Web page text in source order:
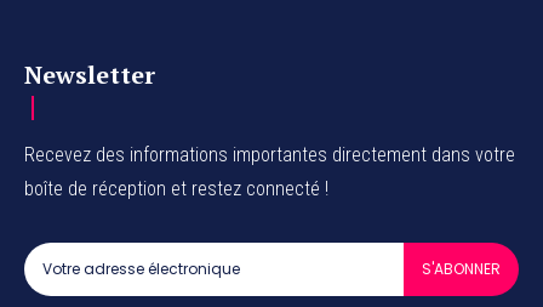
Newsletter
Recevez des informations importantes directement dans votre
boîte de réception et restez connecté !
S'ABONNER